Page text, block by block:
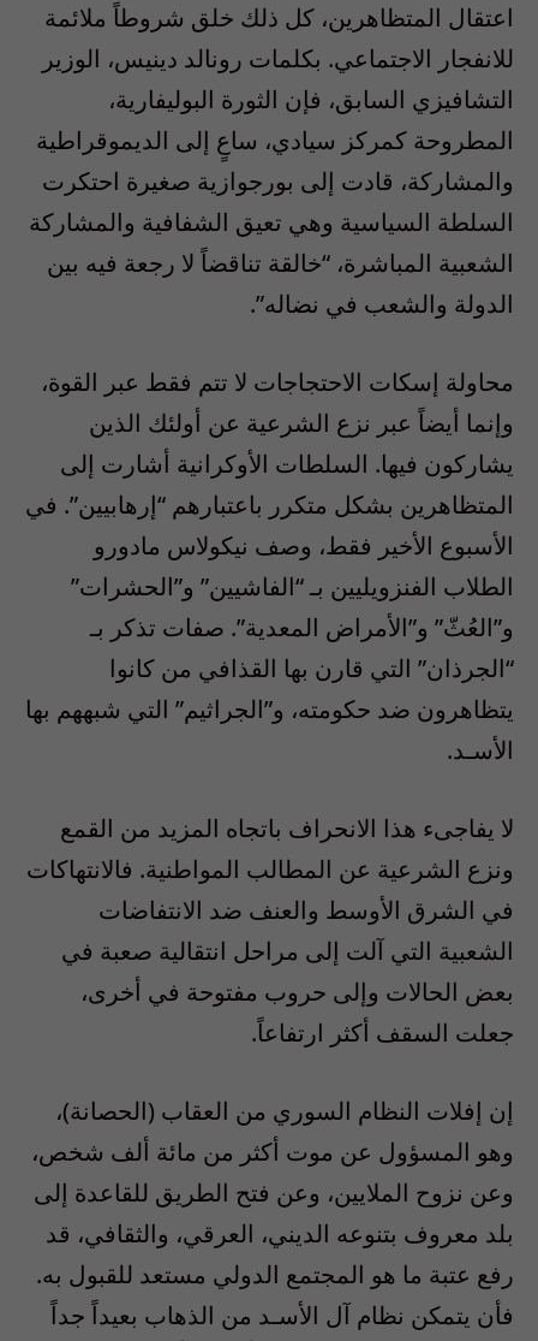
اعتقال المتظاهرين، كل ذلك خلق شروطاً ملائمة
للانفجار الاجتماعي. بكلمات رونالد دينيس، الوزير
التشافيزي السابق، فإن الثورة البوليفارية،
المطروحة كمركز سيادي، ساعٍ إلى الديموقراطية
والمشاركة، قادت إلى بورجوازية صغيرة احتكرت
السلطة السياسية وهي تعيق الشفافية والمشاركة
الشعبية المباشرة، “خالقة تناقضاً لا رجعة فيه بين
الدولة والشعب في نضاله”.
محاولة إسكات الاحتجاجات لا تتم فقط عبر القوة،
وإنما أيضاً عبر نزع الشرعية عن أولئك الذين
يشاركون فيها. السلطات الأوكرانية أشارت إلى
المتظاهرين بشكل متكرر باعتبارهم “إرهابيين”. في
الأسبوع الأخير فقط، وصف نيكولاس مادورو
الطلاب الفنزويليين بـ “الفاشيين” و”الحشرات”
و”العُثّ” و”الأمراض المعدية”. صفات تذكر بـ
“الجرذان” التي قارن بها القذافي من كانوا
يتظاهرون ضد حكومته، و”الجراثيم” التي شبههم بها
الأسـد.
لا يفاجىء هذا الانحراف باتجاه المزيد من القمع
ونزع الشرعية عن المطالب المواطنية. فالانتهاكات
في الشرق الأوسط والعنف ضد الانتفاضات
الشعبية التي آلت إلى مراحل انتقالية صعبة في
بعض الحالات وإلى حروب مفتوحة في أخرى،
جعلت السقف أكثر ارتفاعاً.
إن إفلات النظام السوري من العقاب (الحصانة)،
وهو المسؤول عن موت أكثر من مائة ألف شخص،
وعن نزوح الملايين، وعن فتح الطريق للقاعدة إلى
بلد معروف بتنوعه الديني، العرقي، والثقافي، قد
رفع عتبة ما هو المجتمع الدولي مستعد للقبول به.
فأن يتمكن نظام آل الأسـد من الذهاب بعيداً جداً